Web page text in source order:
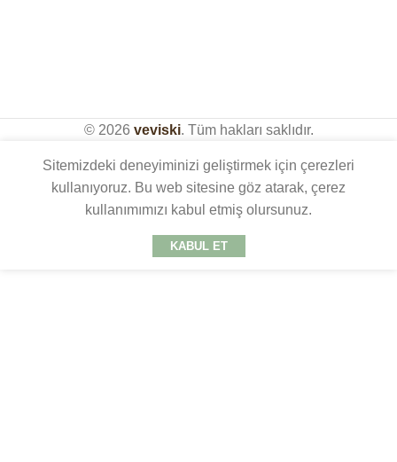
© 2026 veviski. Tüm hakları saklıdır.
Sitemizdeki deneyiminizi geliştirmek için çerezleri
kullanıyoruz. Bu web sitesine göz atarak, çerez
kullanımımızı kabul etmiş olursunuz.
KABUL ET